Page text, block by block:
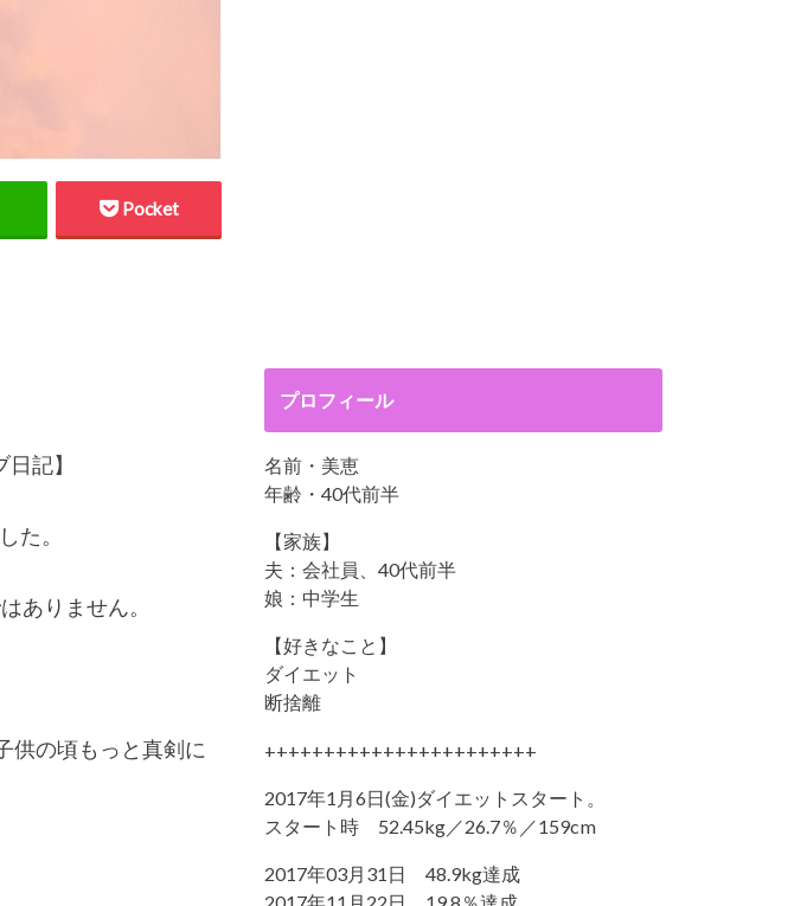
Pocket
記】
た。
ありません。
供の頃もっと真剣に
プロフィール
名前・美恵
年齢・40代前半
【家族】
夫：会社員、40代前半
娘：中学生
【好きなこと】
ダイエット
断捨離
+++++++++++++++++++++++
2017年1月6日(金)ダイエットスタート。
スタート時 52.45kg／26.7％／159cm
2017年03月31日 48.9kg達成